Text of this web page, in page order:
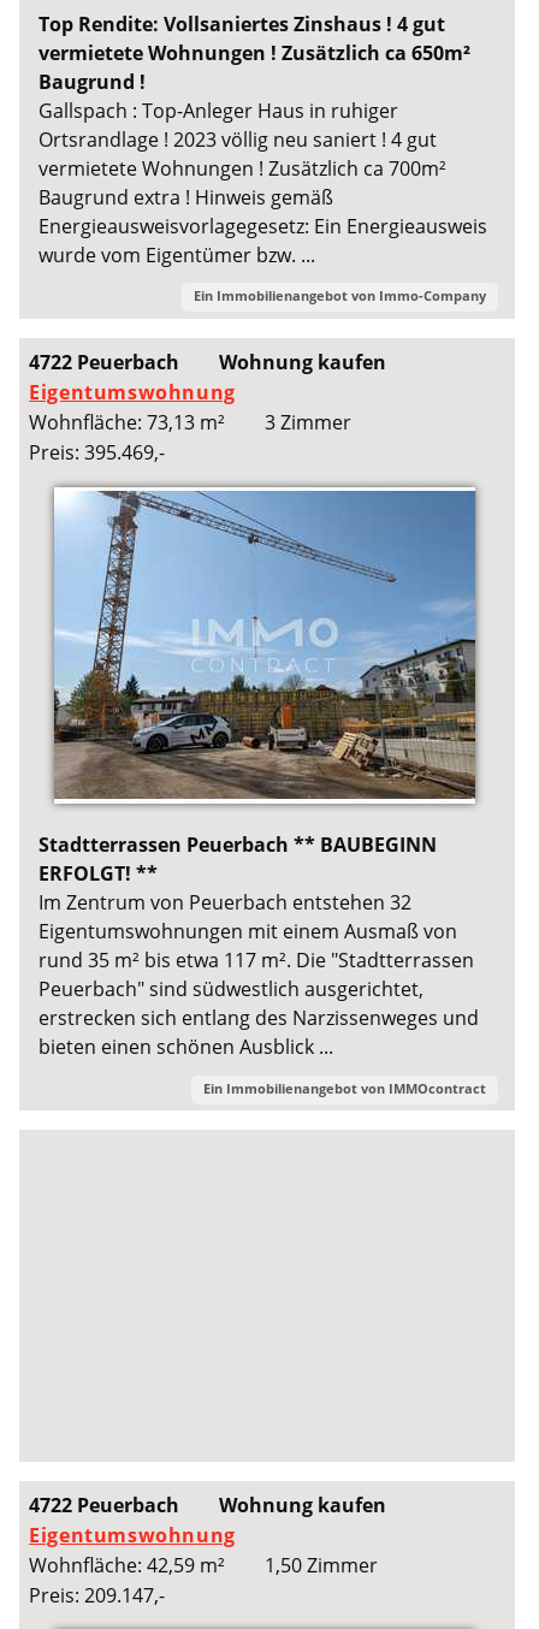
Top Rendite: Vollsaniertes Zinshaus ! 4 gut
vermietete Wohnungen ! Zusätzlich ca 650m²
Baugrund !
Gallspach : Top-Anleger Haus in ruhiger
Ortsrandlage ! 2023 völlig neu saniert ! 4 gut
vermietete Wohnungen ! Zusätzlich ca 700m²
Baugrund extra ! Hinweis gemäß
Energieausweisvorlagegesetz: Ein Energieausweis
wurde vom Eigentümer bzw. ...
Ein Immobilienangebot von Immo-Company
4722 Peuerbach
Wohnung kaufen
Eigentumswohnung
Wohnfläche: 73,13 m²
3 Zimmer
Preis: 395.469,-
Stadtterrassen Peuerbach ** BAUBEGINN
ERFOLGT! **
Im Zentrum von Peuerbach entstehen 32
Eigentumswohnungen mit einem Ausmaß von
rund 35 m² bis etwa 117 m². Die "Stadtterrassen
Peuerbach" sind südwestlich ausgerichtet,
erstrecken sich entlang des Narzissenweges und
bieten einen schönen Ausblick ...
Ein Immobilienangebot von IMMOcontract
4722 Peuerbach
Wohnung kaufen
Eigentumswohnung
Wohnfläche: 42,59 m²
1,50 Zimmer
Preis: 209.147,-